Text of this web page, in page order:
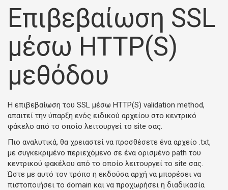
Επιβεβαίωση SSL
μέσω HTTP(S)
μεθόδου
Η επιβεβαίωση του SSL μέσω HTTP(S) validation method,
απαιτεί την ύπαρξη ενός ειδικού αρχείου στο κεντρικό
φάκελο από το οποίο λειτουργεί το site σας.
Πιο αναλυτικά, θα χρειαστεί να προσθέσετε ένα αρχείο .txt,
με συγκεκριμένο περιεχόμενο σε ένα ορισμένο path του
κεντρικού φακέλου από το οποίο λειτουργεί το site σας.
Ώστε με αυτό τον τρόπο η εκδούσα αρχή να μπορέσει να
πιστοποιήσει το domain και να προχωρήσει η διαδικασία